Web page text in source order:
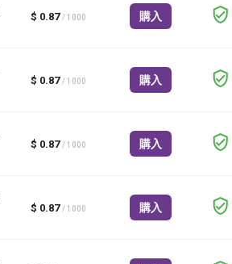
$ 0.87 / 1000 購入
$ 0.87 / 1000 購入
$ 0.87 / 1000 購入
$ 0.87 / 1000 購入